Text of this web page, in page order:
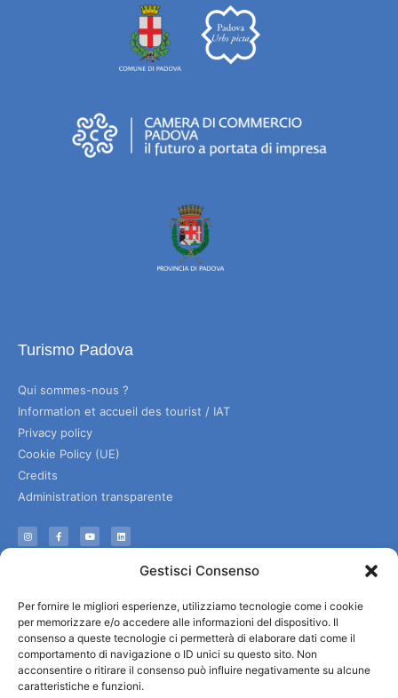
Gestisci Consenso
Per fornire le migliori esperienze, utilizziamo tecnologie come i cookie
per memorizzare e/o accedere alle informazioni del dispositivo. Il
consenso a queste tecnologie ci permetterà di elaborare dati come il
comportamento di navigazione o ID unici su questo sito. Non
acconsentire o ritirare il consenso può influire negativamente su alcune
caratteristiche e funzioni.
Turismo Padova
Qui sommes-nous ?
Information et accueil des tourist / IAT
Privacy policy
Cookie Policy (UE)
Credits
Administration transparente
Services utiles
Télécharger les brochures